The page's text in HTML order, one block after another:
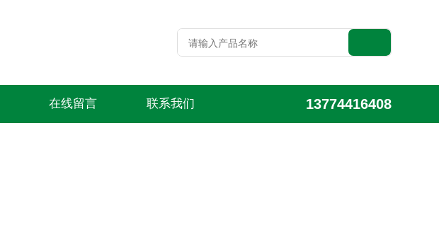
在线留言 联系我们 13774416408